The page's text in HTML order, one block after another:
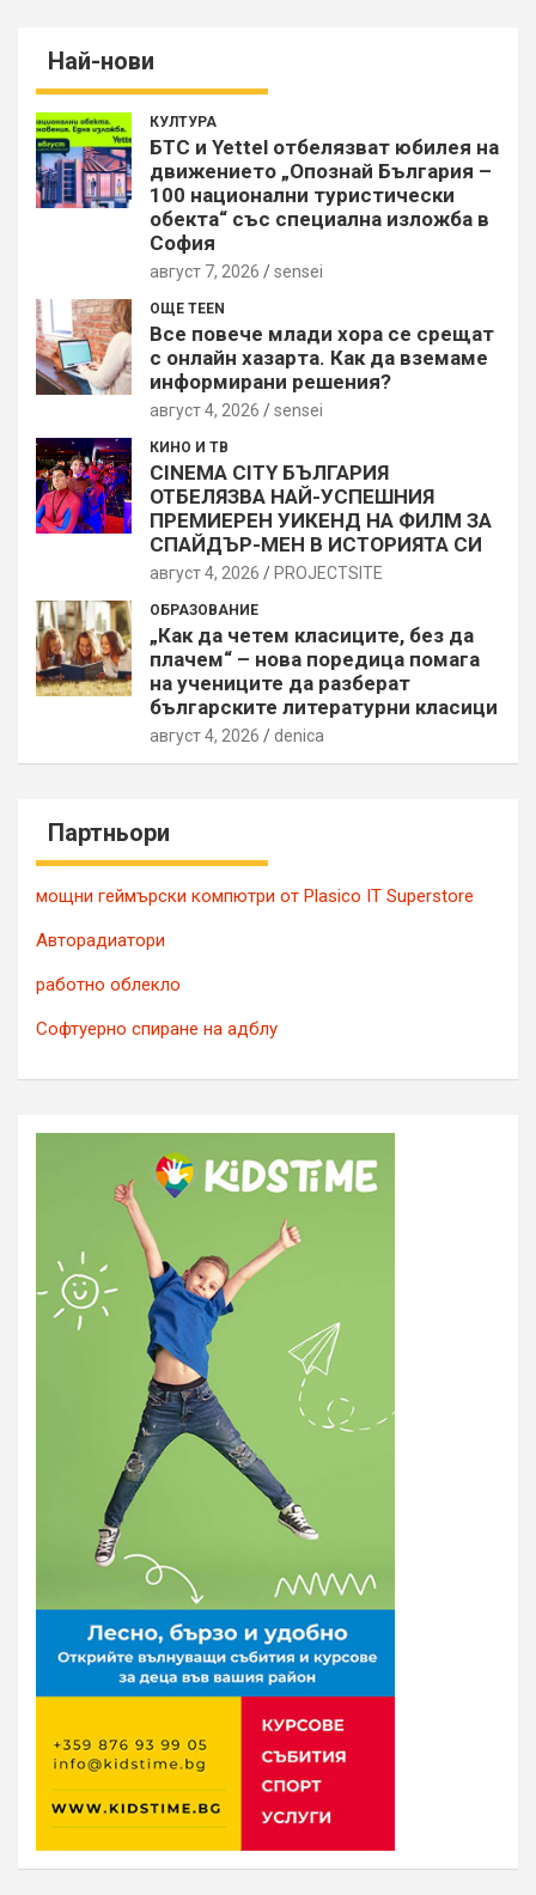
Най-нови
КУЛТУРА
БТС и Yettel отбелязват юбилея на
движението „Опознай България –
100 национални туристически
обекта“ със специална изложба в
София
август 7, 2026 sensei
ОЩЕ TEEN
Все повече млади хора се срещат
с онлайн хазарта. Как да вземаме
информирани решения?
август 4, 2026 sensei
КИНО И ТВ
CINEMA CITY БЪЛГАРИЯ
ОТБЕЛЯЗВА НАЙ-УСПЕШНИЯ
ПРЕМИЕРЕН УИКЕНД НА ФИЛМ ЗА
СПАЙДЪР-МЕН В ИСТОРИЯТА СИ
август 4, 2026 PROJECTSITЕ
ОБРАЗОВАНИЕ
„Как да четем класиците, без да
плачем“ – нова поредица помага
на учениците да разберат
българските литературни класици
август 4, 2026 denica
Партньори
мощни геймърски компютри от Plasico IT Superstore
Авторадиатори
работно облекло
Софтуерно спиране на адблу